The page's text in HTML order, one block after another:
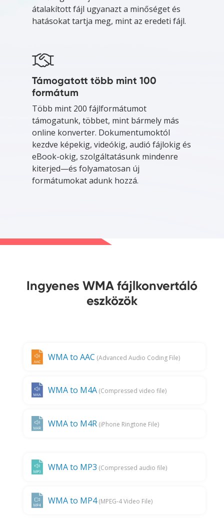
átalakított fájl ugyanazt a minőséget és
hatásokat tartja meg, mint az eredeti fájl.
Támogatott több mint 100
formátum
Több mint 200 fájlformátumot
támogatunk, többet, mint bármely más
online konverter. Dokumentumoktól
kezdve képekig, videókig, audió fájlokig és
eBook-okig, szolgáltatásunk mindenre
kiterjed—és folyamatosan új
formátumokat adunk hozzá.
Ingyenes WMA fájlkonvertáló
eszközök
WMA to AAC (Advanced Audio Coding File)
WMA to M4A (Compressed video file)
WMA to M4R (iPhone Ringtone File)
WMA to MP3 (Compressed audio file)
WMA to MP4(MPEG-4 Video File)